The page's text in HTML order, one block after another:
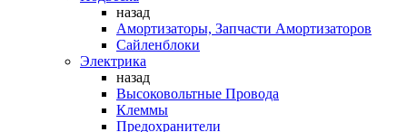
назад
Амортизаторы, Запчасти Амортизаторов
Сайленблоки
Электрика
назад
Высоковольтные Провода
Клеммы
Предохранители